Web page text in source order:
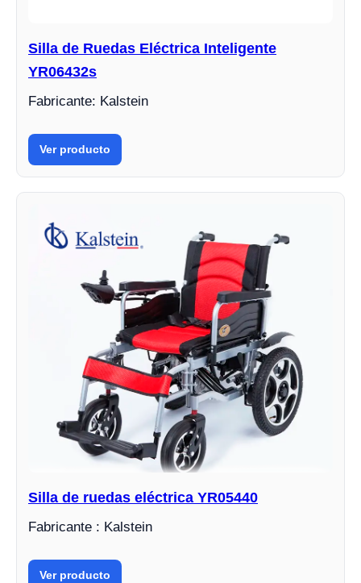
Silla de Ruedas Eléctrica Inteligente
YR06432s
Fabricante: Kalstein
Ver producto
Silla de ruedas eléctrica YR05440
Fabricante : Kalstein
Ver producto